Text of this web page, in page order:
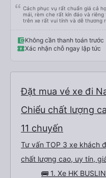
Cách phục vụ rất chuẩn giá cả
mái, rèm che rất kín đáo và
trên xe rất vui tính và dễ thương
Không cần thanh toán trước
Xác nhận chỗ ngay lập tức
Đặt mua vé xe đi
Chiểu chất lượng
11 chuyến
Tư vấn TOP 3 xe khách
chất lượng cao, uy tín,
🚌 1. Xe HK